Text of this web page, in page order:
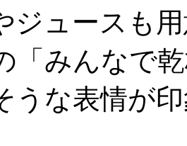
ジュースも
「みんなで
うな表情が